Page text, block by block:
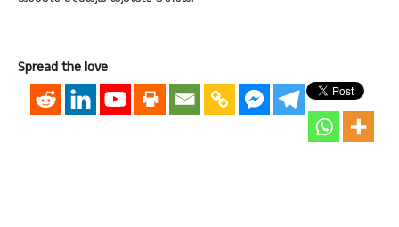
Spread the love